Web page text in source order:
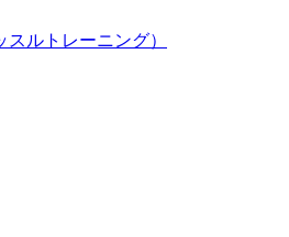
ルトレーニング）